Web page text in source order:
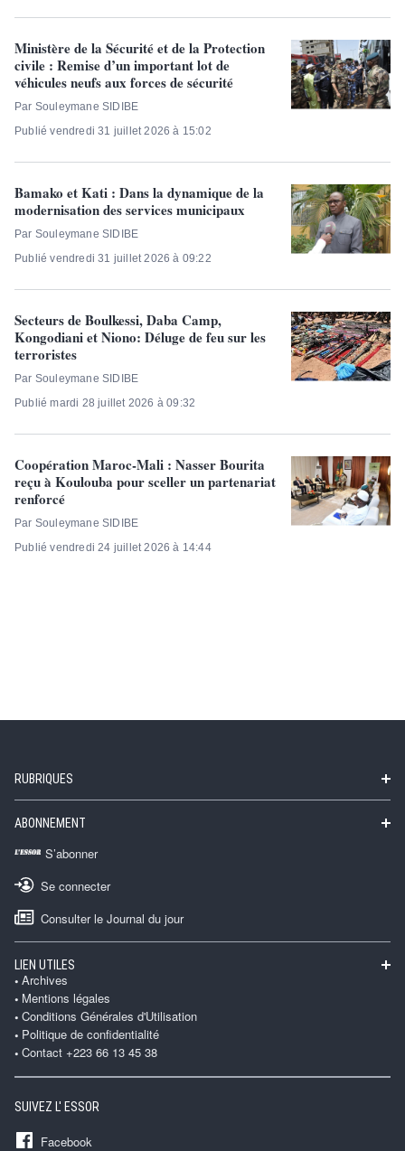
Ministère de la Sécurité et de la Protection
civile : Remise d’un important lot de
véhicules neufs aux forces de sécurité
Par Souleymane SIDIBE
Publié vendredi 31 juillet 2026 à 15:02
Bamako et Kati : Dans la dynamique de la
modernisation des services municipaux
Par Souleymane SIDIBE
Publié vendredi 31 juillet 2026 à 09:22
Secteurs de Boulkessi, Daba Camp,
Kongodiani et Niono:​ Déluge de feu sur les
terroristes
Par Souleymane SIDIBE
Publié mardi 28 juillet 2026 à 09:32
Coopération Maroc-Mali : Nasser Bourita
reçu à Koulouba pour sceller un partenariat
renforcé
Par Souleymane SIDIBE
Publié vendredi 24 juillet 2026 à 14:44
RUBRIQUES
ABONNEMENT
S’abonner
Se connecter
Consulter le Journal du jour
LIEN UTILES
Archives
Mentions légales
Conditions Générales d'Utilisation
Politique de confidentialité
Contact +223 66 13 45 38
SUIVEZ L' ESSOR
Facebook